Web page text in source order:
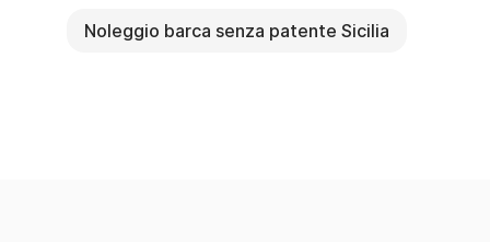
Noleggio barca senza patente Sicilia